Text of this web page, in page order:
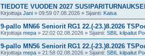
TIEDOTE VUODEN 2027
Kirjoittaja Jani » 09:59 07.08.2026 » Sijainti: Kaisa
9-pallo MN66 Seniorit RG1 22.(-23.)8.2026
Kirjoittaja mepa » 22:02 02.08.2026 » Sijainti: SBIL kilpailut
9-pallo MN56 Seniorit RG1 22.(-23.)8.2026
Kirjoittaja mepa » 21:58 02.08.2026 » Sijainti: SBIL kilpailut